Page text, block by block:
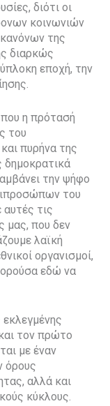
διότι οι
κοινωνιών
της
διαρκώς
εποχή, την
που η πρότασή
του
πυρήνα της
δημοκρατικά
την ψήφο
του
τις
μας, που δεν
λαϊκή
οργανισμοί,
εδώ να
εκλεγμένης
τον πρώτο
με έναν
όρους
αλλά και
κύκλους.